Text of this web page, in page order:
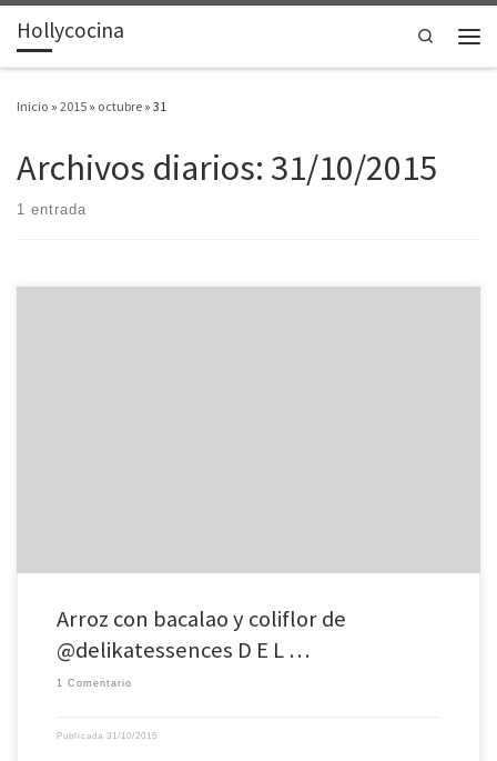
Saltar al contenido
Hollycocina
Search
Inicio » 2015 » octubre » 31
Archivos diarios: 31/10/2015
1 entrada
Arroz con bacalao y coliflor de
@delikatessences D E L …
1 Comentario
Publicada 31/10/2015